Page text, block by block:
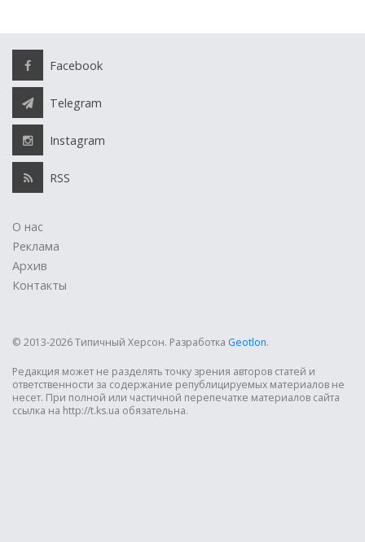
Facebook
Telegram
Instagram
RSS
О нас
Реклама
Архив
Контакты
© 2013-2026 Типичный Херсон. Разработка Geotlon.
Редакция может не разделять точку зрения авторов статей и
ответственности за содержание републицируемых материалов не
несет. При полной или частичной перепечатке материалов сайта
ссылка на http://t.ks.ua обязательна.